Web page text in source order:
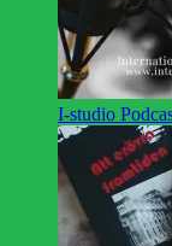
I-studio